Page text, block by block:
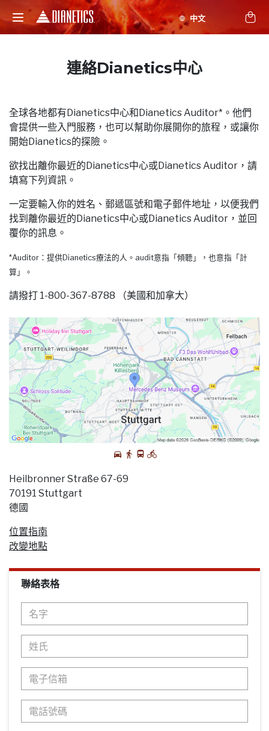
連絡Dianetics中心
全球各地都有Dianetics中心和Dianetics Auditor*。他們
會提供一些入門服務，也可以幫助你展開你的旅程，或讓你
開始Dianetics的探險。
欲找出離你最近的Dianetics中心或Dianetics Auditor，請
填寫下列資訊。
一定要輸入你的姓名、郵遞區號和電子郵件地址，以便我們
找到離你最近的Dianetics中心或Dianetics Auditor，並回
覆你的訊息。
*Auditor：提供Dianetics療法的人。audit意指「傾聽」，也意指「計
算」。
請撥打 1-800-367-8788 （美國和加拿大）
Heilbronner Straße 67-69
70191 Stuttgart
德國
位置指南
改變地點
聯絡表格